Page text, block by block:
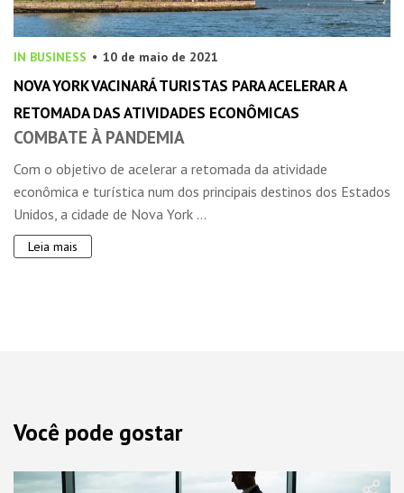
IN BUSINESS 10 de maio de 2021
NOVA YORK VACINARÁ TURISTAS PARA ACELERAR A
RETOMADA DAS ATIVIDADES ECONÔMICAS
COMBATE À PANDEMIA
Com o objetivo de acelerar a retomada da atividade
econômica e turística num dos principais destinos dos Estados
Unidos, a cidade de Nova York ...
Leia mais
Você pode gostar